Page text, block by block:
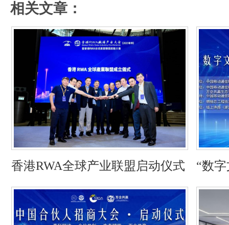
相关文章：
香港RWA全球产业联盟启动仪式
“数